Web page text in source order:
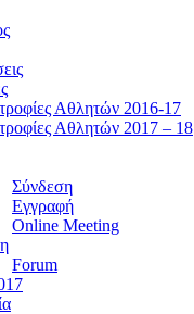
Αθλητών 2016-17
Αθλητών 2017 – 18
Σύνδεση
Εγγραφή
Online Meeting
Forum